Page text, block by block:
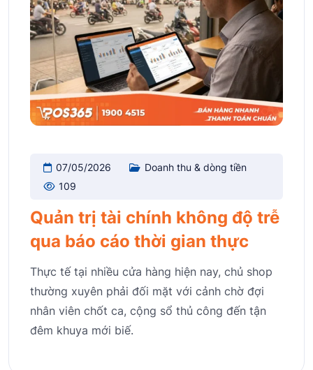
07/05/2026
Doanh thu & dòng tiền
109
Quản trị tài chính không độ trễ
qua báo cáo thời gian thực
Thực tế tại nhiều cửa hàng hiện nay, chủ shop
thường xuyên phải đối mặt với cảnh chờ đợi
nhân viên chốt ca, cộng sổ thủ công đến tận
đêm khuya mới biế.